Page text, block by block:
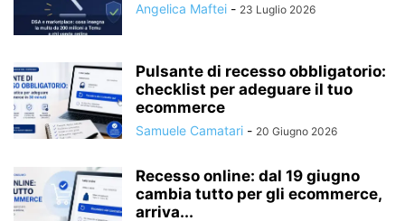
Angelica Maftei - 23 Luglio 2026
Pulsante di recesso obbligatorio:
checklist per adeguare il tuo
ecommerce
Samuele Camatari - 20 Giugno 2026
Recesso online: dal 19 giugno
cambia tutto per gli ecommerce,
arriva...